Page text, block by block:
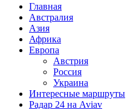
Главная
Австралия
Азия
Африка
Европа
Австрия
Россия
Украина
Интересные маршруты
Радар 24 на Aviav